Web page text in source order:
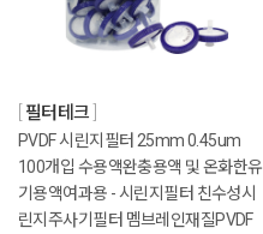
필터테크
PVDF 시린지필터 25mm 0.45um
100개입 수용액완충용액 및 온화한유
기용액여과용 - 시린지필터 친수성시
린지주사기필터 멤브레인재질PVDF